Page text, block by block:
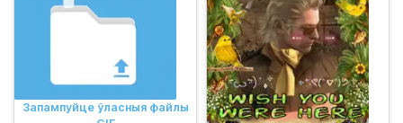
Запампуйце ўласныя файлы